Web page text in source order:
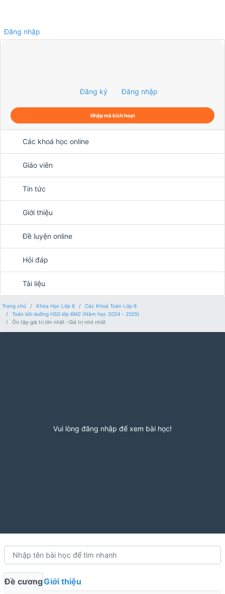
Đăng nhập
Đăng ký Đăng nhập
Nhập mã kích hoạt
Các khoá học online
Giáo viên
Tin tức
Giới thiệu
Đề luyện online
Hỏi đáp
Tài liệu
Trang chủ Khóa Học Lớp 6
Các Khoá Toán Lớp 6
Toán bồi dưỡng HSG lớp 6M2 (Năm học 2024 - 2025)
Ôn tập giá trị lớn nhất -Giá trị nhỏ nhất
Vui lòng đăng nhập để xem bài học!
Đề cươngGiới thiệu